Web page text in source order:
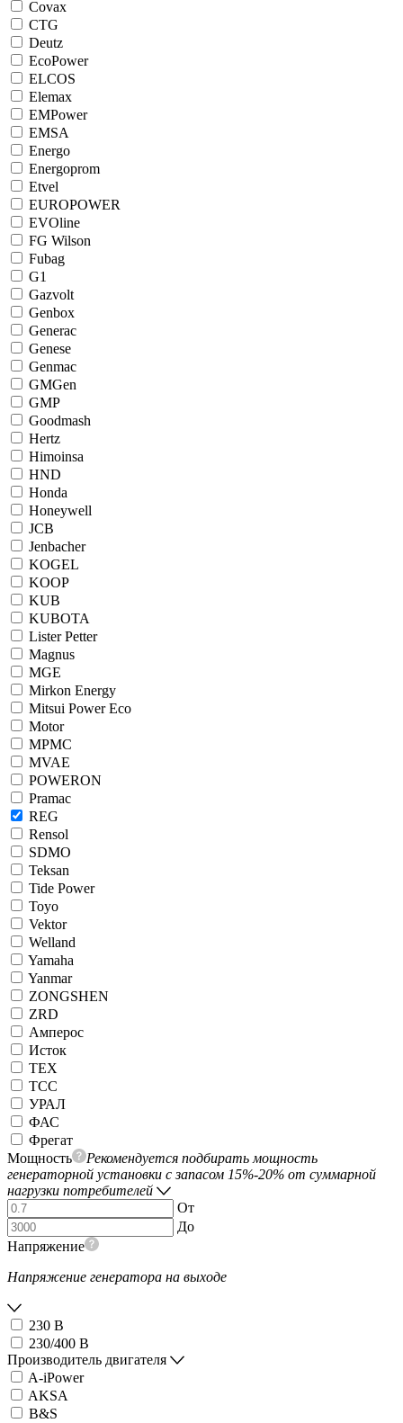
Covax
CTG
Deutz
EcoPower
ELCOS
Elemax
EMPower
EMSA
Energo
Energoprom
Etvel
EUROPOWER
EVOline
FG Wilson
Fubag
G1
Gazvolt
Genbox
Generac
Genese
Genmac
GMGen
GMP
Goodmash
Hertz
Himoinsa
HND
Honda
Honeywell
JCB
Jenbacher
KOGEL
KOOP
KUB
KUBOTA
Lister Petter
Magnus
MGE
Mirkon Energy
Mitsui Power Eco
Motor
MPMC
MVAE
POWERON
Pramac
REG
Rensol
SDMO
Teksan
Tide Power
Toyo
Vektor
Welland
Yamaha
Yanmar
ZONGSHEN
ZRD
Амперос
Исток
ТЕХ
ТСС
УРАЛ
ФАС
Фрегат
Мощность
Рекомендуется подбирать мощность
генераторной установки с запасом 15%-20% от суммарной
нагрузки потребителей
От
До
Напряжение
Напряжение генератора на выходе
230 В
230/400 В
Производитель двигателя
A-iPower
AKSA
B&S